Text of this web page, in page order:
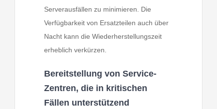
Serverausfällen zu minimieren. Die
Verfügbarkeit von Ersatzteilen auch über
Nacht kann die Wiederherstellungszeit
erheblich verkürzen.
Bereitstellung von Service-
Zentren, die in kritischen
Fällen unterstützend